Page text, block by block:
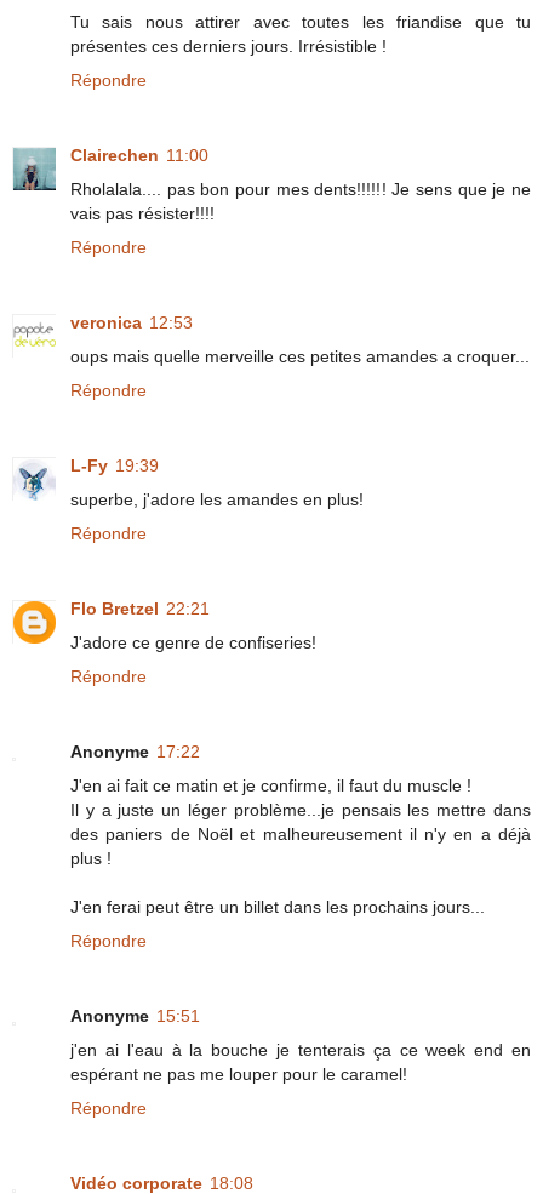
Tu sais nous attirer avec toutes les friandise que tu
présentes ces derniers jours. Irrésistible !
Répondre
Clairechen 11:00
Rholalala.... pas bon pour mes dents!!!!!! Je sens que je ne
vais pas résister!!!!
Répondre
veronica 12:53
oups mais quelle merveille ces petites amandes a croquer...
Répondre
L-Fy 19:39
superbe, j'adore les amandes en plus!
Répondre
Flo Bretzel 22:21
J'adore ce genre de confiseries!
Répondre
Anonyme 17:22
J'en ai fait ce matin et je confirme, il faut du muscle !
Il y a juste un léger problème...je pensais les mettre dans
des paniers de Noël et malheureusement il n'y en a déjà
plus !
J'en ferai peut être un billet dans les prochains jours...
Répondre
Anonyme 15:51
j'en ai l'eau à la bouche je tenterais ça ce week end en
espérant ne pas me louper pour le caramel!
Répondre
Vidéo corporate 18:08